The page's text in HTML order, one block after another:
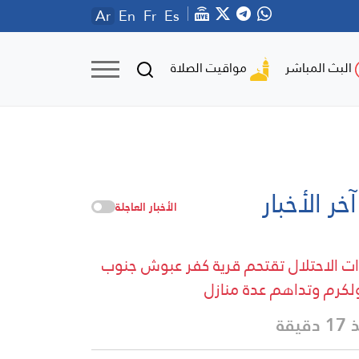
Ar En Fr Es
البث المباشر مواقيت الصلاة
آخر الأخبار الأخبار العاجلة
الاحتلال تقتحم قرية كفر عبوش جنوب
وتداهم عدة منازل